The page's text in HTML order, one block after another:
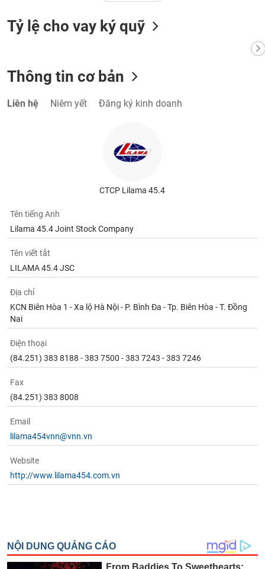
Tỷ lệ cho vay ký quỹ
Thông tin cơ bản
Liên hệ Niêm yết Đăng ký kinh doanh
CTCP Lilama 45.4
Tên tiếng Anh
Lilama 45.4 Joint Stock Company
Tên viết tắt
LILAMA 45.4 JSC
Địa chỉ
KCN Biên Hòa 1 - Xa lộ Hà Nội - P. Bình Đa - Tp. Biên Hòa - T. Đồng
Nai
Điện thoại
(84.251) 383 8188 - 383 7500 - 383 7243 - 383 7246
Fax
(84.251) 383 8008
Email
lilama454vnn@vnn.vn
Website
http://www.lilama454.com.vn